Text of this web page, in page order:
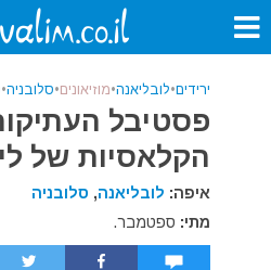
ירידים•לובליאנה•מוזיאונים•סלובניה•
פסטיבל
הקלאסיות של
איפה: לובליאנה, סלובניה
מתי: ספטמבר.